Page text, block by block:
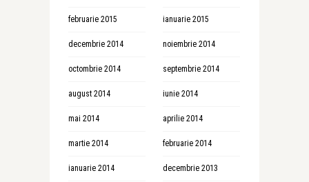
februarie 2015 ianuarie 2015
decembrie 2014 noiembrie 2014
octombrie 2014 septembrie 2014
august 2014 iunie 2014
mai 2014 aprilie 2014
martie 2014 februarie 2014
ianuarie 2014 decembrie 2013